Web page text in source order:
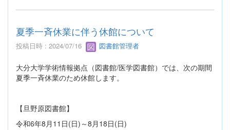
夏季一斉休業に伴う休館について
投稿日時 : 2024/07/16 図書館管理者
大分大学学術情報拠点（図書館/医学図書館）では、次の期間
夏季一斉休業のため休館します。
【旦野原図書館】
令和6年8月11日(日)～8月18日(日)